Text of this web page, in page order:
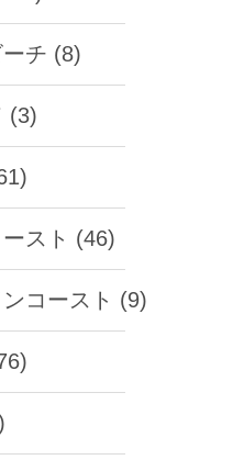
チ (8)
(3)
スト (46)
コースト (9)